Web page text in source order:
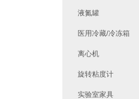
液氮罐
医用冷藏/冷冻箱
离心机
旋转粘度计
实验室家具